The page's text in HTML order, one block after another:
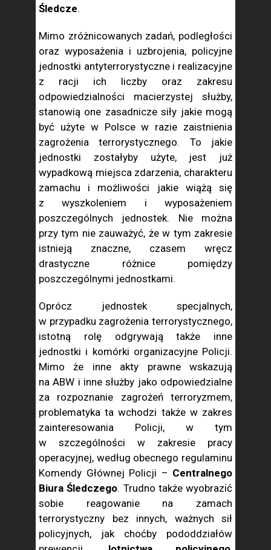
Śledcze.
Mimo zróżnicowanych zadań, podległości
oraz wyposażenia i uzbrojenia, policyjne
jednostki antyterrorystyczne i realizacyjne
z racji ich liczby oraz zakresu
odpowiedzialności macierzystej służby,
stanowią one zasadnicze siły jakie mogą
być użyte w Polsce w razie zaistnienia
zagrożenia terrorystycznego. To jakie
jednostki zostałyby użyte, jest już
wypadkową miejsca zdarzenia, charakteru
zamachu i możliwości jakie wiążą się
z wyszkoleniem i wyposażeniem
poszczególnych jednostek. Nie można
przy tym nie zauważyć, że w tym zakresie
istnieją znaczne, czasem wręcz
drastyczne różnice pomiędzy
poszczególnymi jednostkami.
Oprócz jednostek specjalnych,
w przypadku zagrożenia terrorystycznego,
istotną rolę odgrywają także inne
jednostki i komórki organizacyjne Policji.
Mimo że inne akty prawne wskazują
na ABW i inne służby jako odpowiedzialne
za rozpoznanie zagrożeń terroryzmem,
problematyka ta wchodzi także w zakres
zainteresowania Policji, w tym
w szczególności w zakresie pracy
operacyjnej, według obecnego regulaminu
Komendy Głównej Policji – Centralnego
Biura Śledczego. Trudno także wyobrazić
sobie reagowanie na zamach
terrorystyczny bez innych, ważnych sił
policyjnych, jak choćby pododdziałów